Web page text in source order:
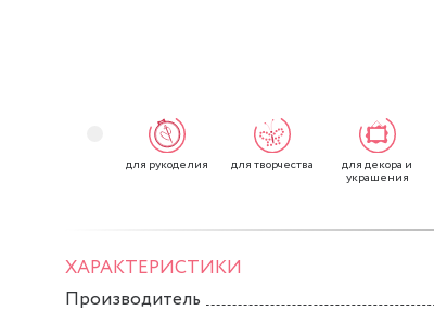
для рукоделия для творчества для декора и
украшения
ХАРАКТЕРИСТИКИ
Производитель